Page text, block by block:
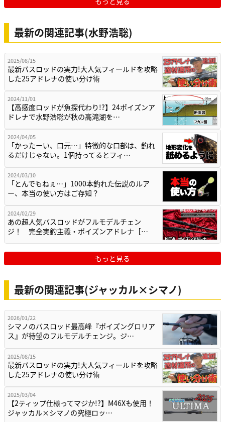
最新の関連記事(水野浩聡)
2025/08/15
最新バスロッドの実力!大人気フィールドを攻略
した25アドレナの使い分け術
2024/11/01
【高感度ロッドが魚探代わり!?】24ポイズンア
ドレナで水野浩聡が秋の高滝湖を…
2024/04/05
「かったーい、口元…」特徴的な口部は、釣れ
るだけじゃない。1個持ってるとフィ…
2024/03/10
「とんでもねぇ…」1000本釣れた伝説のルア
ー、本当の使い方はご存知？
2024/02/29
あの超人気バスロッドがフルモデルチェン
ジ！ 完全実釣主義・ポイズンアドレナ［…
もっと見る
最新の関連記事(ジャッカル×シマノ)
2026/01/22
シマノのバスロッド最高峰『ポイズングロリア
ス』が待望のフルモデルチェンジ。ジ…
2025/08/15
最新バスロッドの実力!大人気フィールドを攻略
した25アドレナの使い分け術
2025/03/04
【2ティップ仕様ってマジか!?】M46Xも使用！
ジャッカル×シマノの究極ロッ…